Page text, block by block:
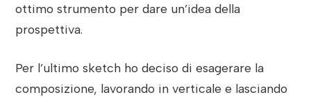
ottimo strumento per dare un’idea della
prospettiva.
Per l’ultimo sketch ho deciso di esagerare la
composizione, lavorando in verticale e lasciando